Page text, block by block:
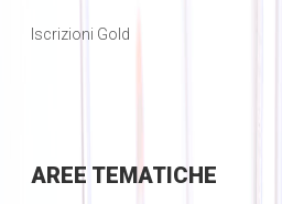
Iscrizioni Gold
AREE TEMATICHE